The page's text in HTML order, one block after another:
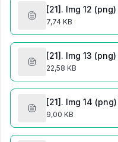
[21]. Img 12 (png)
7,74 KB
[21]. Img 13 (png)
22,58 KB
[21]. Img 14 (png)
9,00 KB